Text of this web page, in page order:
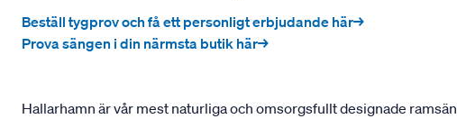
Beställ tygprov och få ett personligt erbjudande här→
Prova sängen i din närmsta butik här→
Hallarhamn är vår mest naturliga och omsorgsfullt designade